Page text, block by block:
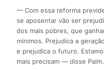
— Com essa reforma
se aposentar vão ser
dos mais pobres, que
mínimos. Prejudica a
e prejudica o futuro.
mais precisam — disse Paim.